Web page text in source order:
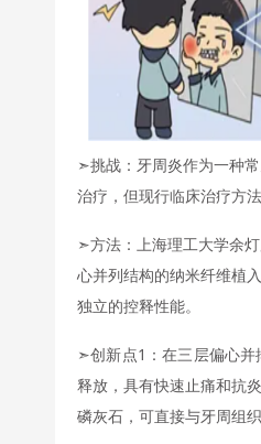
➣挑战：牙周炎作为一种
治疗，但现行临床治疗方
➣方法：上海理工大学余
心并列结构的纳米纤维植
独立的控释性能。
➣创新点1：在三层偏心
释放，具有快速止痛和抗
磷灰石，可直接与牙周组